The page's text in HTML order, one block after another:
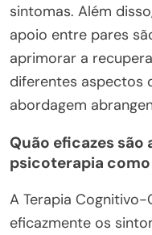
sintomas. Além
apoio entre pares
aprimorar a
diferentes aspectos
abordagem
Quão eficazes são
psicoterapia como
A Terapia
eficazmente os